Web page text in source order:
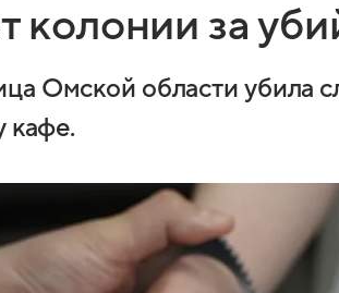
колонии за
Омской области убила
кафе.